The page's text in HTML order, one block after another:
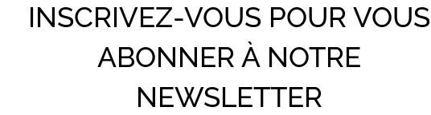
INSCRIVEZ-VOUS POUR VOUS
ABONNER À NOTRE
NEWSLETTER